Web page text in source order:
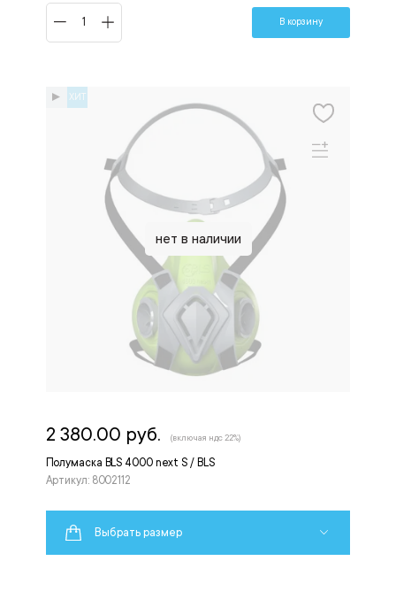
В корзину
нет в наличии
ХИТ
Полумаска BLS 4000 next S / BLS
Артикул: 8002112
2 380.00 руб. (включая ндс 22%)
Выбрать размер